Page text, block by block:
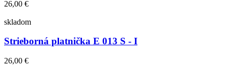
26,00 €
skladom
Strieborná platnička E 013 S - I
26,00 €